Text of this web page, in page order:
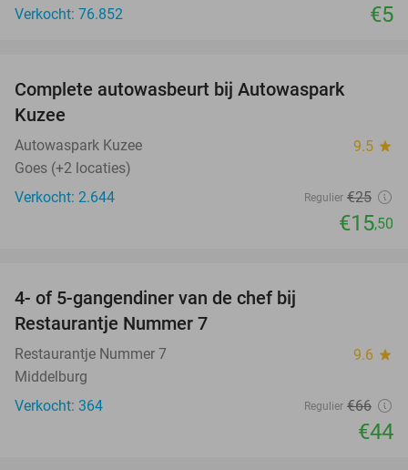
Verkocht: 76.852
€5
Complete autowasbeurt bij Autowaspark
Kuzee
Autowaspark Kuzee 9.5 star
Goes (+2 locaties)
Verkocht: 2.644
Regulier €25
€15,50
4- of 5-gangendiner van de chef bij
Restaurantje Nummer 7
Restaurantje Nummer 7 9.6 star
Middelburg
Verkocht: 364
Regulier €66
€44